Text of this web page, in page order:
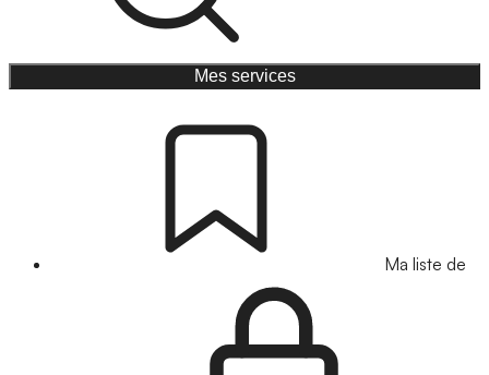
Mes services
Ma liste de